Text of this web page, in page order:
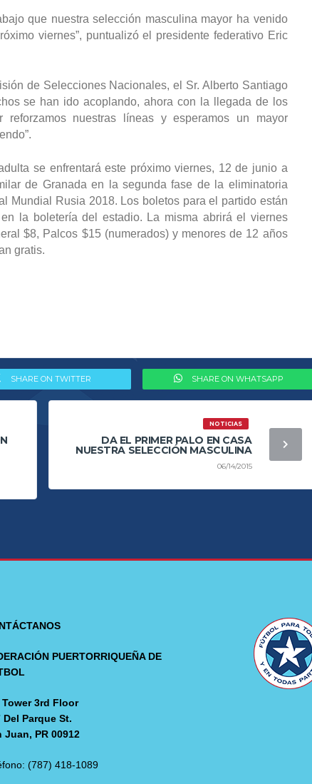
que nuestra selección masculina mayor ha venido
viernes”, puntualizó el presidente federativo Eric
de Selecciones Nacionales, el Sr. Alberto Santiago
se han ido acoplando, ahora con la llegada de los
nuestras líneas y esperamos un mayor
se enfrentará este próximo viernes, 12 de junio a
de Granada en la segunda fase de la eliminatoria
Mundial Rusia 2018. Los boletos para el partido están
la boletería del estadio. La misma abrirá el viernes
$8, Palcos $15 (numerados) y menores de 12 años
gratis.
SHARE ON TWITTER SHARE ON WHATSAPP
NOTICIAS
DA EL PRIMER PALO EN CASA
NUESTRA SELECCIÓN MASCULINA
06/14/2015
PUERTORRIQUEÑA DE
Tower 3rd Floor
Del Parque St.
Juan, PR 00912
(787) 418-1089